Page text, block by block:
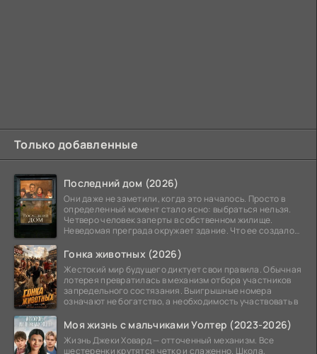
Только добавленные
Последний дом (2026)
Они даже не заметили, когда это началось. Просто в
определенный момент стало ясно: выбраться нельзя.
Четверо человек заперты в собственном жилище.
Неведомая преграда окружает здание. Что ее создало
Гонка животных (2026)
Жестокий мир будущего диктует свои правила. Обычная
лотерея превратилась в механизм отбора участников
запредельного состязания. Выигрышные номера
означают не богатство, а необходимость участвовать в
Моя жизнь с мальчиками Уолтер (2023-2026)
Жизнь Джеки Ховард — отточенный механизм. Все
шестеренки крутятся четко и слаженно. Школа,